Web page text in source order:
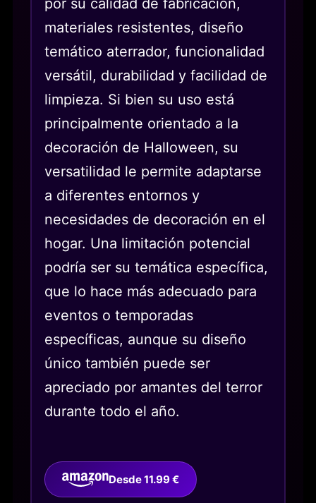
por su calidad de fabricación,
materiales resistentes, diseño
temático aterrador, funcionalidad
versátil, durabilidad y facilidad de
limpieza. Si bien su uso está
principalmente orientado a la
decoración de Halloween, su
versatilidad le permite adaptarse
a diferentes entornos y
necesidades de decoración en el
hogar. Una limitación potencial
podría ser su temática específica,
que lo hace más adecuado para
eventos o temporadas
específicas, aunque su diseño
único también puede ser
apreciado por amantes del terror
durante todo el año.
Desde 11.99 €